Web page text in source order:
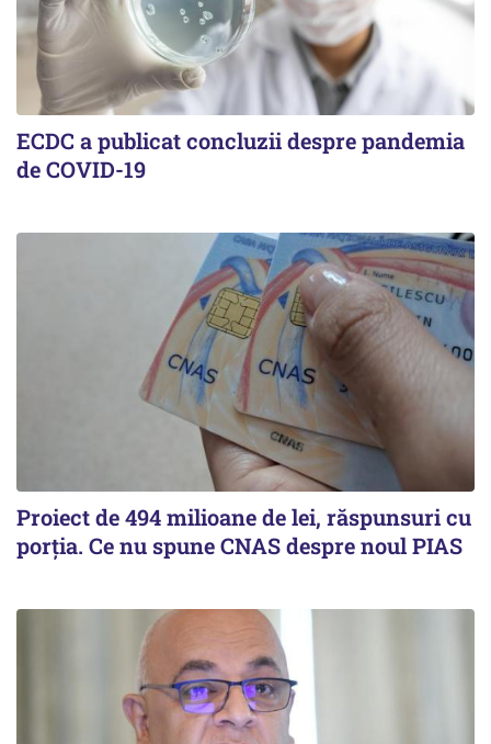
ECDC a publicat concluzii despre pandemia
de COVID-19
Proiect de 494 milioane de lei, răspunsuri cu
porția. Ce nu spune CNAS despre noul PIAS